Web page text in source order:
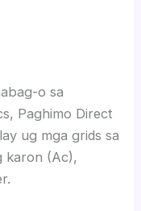
o sa
Paghimo Direct
ug mga grids sa
karon (Ac),